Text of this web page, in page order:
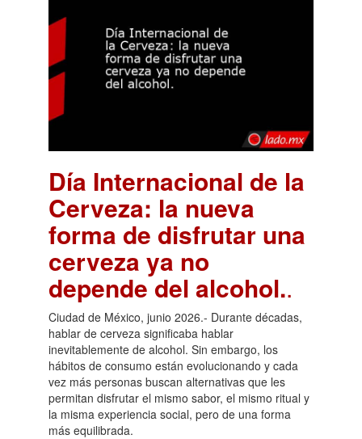
Día Internacional de la
Cerveza: la nueva
forma de disfrutar una
cerveza ya no
depende del alcohol..
Ciudad de México, junio 2026.- Durante décadas,
hablar de cerveza significaba hablar
inevitablemente de alcohol. Sin embargo, los
hábitos de consumo están evolucionando y cada
vez más personas buscan alternativas que les
permitan disfrutar el mismo sabor, el mismo ritual y
la misma experiencia social, pero de una forma
más equilibrada.